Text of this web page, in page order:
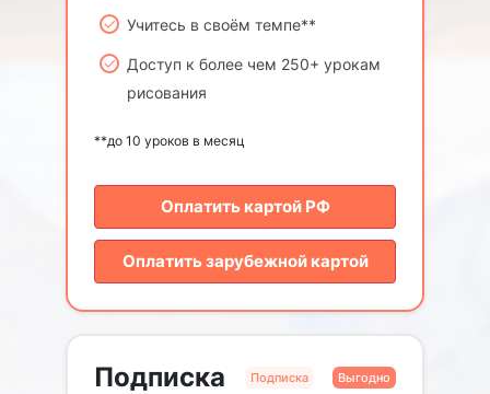
Учитесь в своём темпе**
Доступ к более чем 250+ урокам
рисования
**до 10 уроков в месяц
Оплатить картой РФ
Оплатить зарубежной картой
Подписка Подписка Выгодно